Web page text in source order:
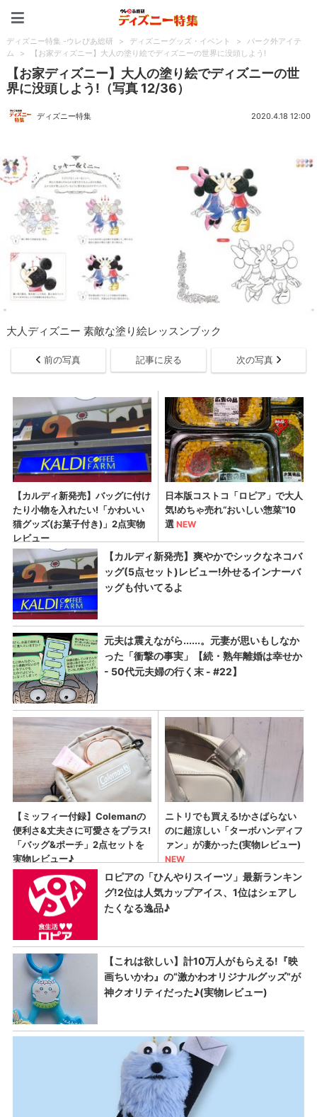
ディズニー特集 -ウレぴあ総研 > ディズニーグッズ・イベント >
パーク外アイテ
ム
> 【お家ディズニー】大人の塗り絵でディズニーの世界に没頭しよう!
【お家ディズニー】大人の塗り絵でディズニーの世
界に没頭しよう!（写真 12/36）
ディズニー特集 2020.4.18 12:00
大人ディズニー 素敵な塗り絵レッスンブック
前の写真 記事に戻る 次の写真